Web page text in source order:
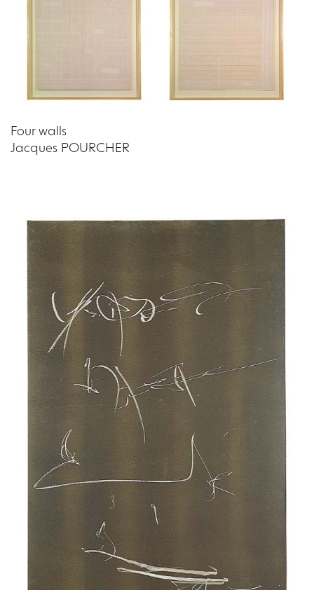
Four walls
Jacques POURCHER